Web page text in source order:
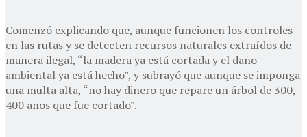
Comenzó explicando que, aunque funcionen los controles
en las rutas y se detecten recursos naturales extraídos de
manera ilegal, “la madera ya está cortada y el daño
ambiental ya está hecho”, y subrayó que aunque se imponga
una multa alta, “no hay dinero que repare un árbol de 300,
400 años que fue cortado”.